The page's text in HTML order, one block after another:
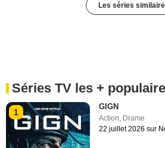
Les séries
Séries TV les +
1
GIGN
Action Drame
22 juillet 2026 sur